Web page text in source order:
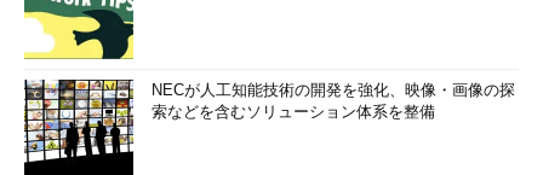
NECが人工知能技術の開発を強化、映像・画像の探
索などを含むソリューション体系を整備